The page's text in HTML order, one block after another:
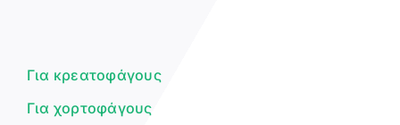
Για κρεατοφάγους
Για χορτοφάγους